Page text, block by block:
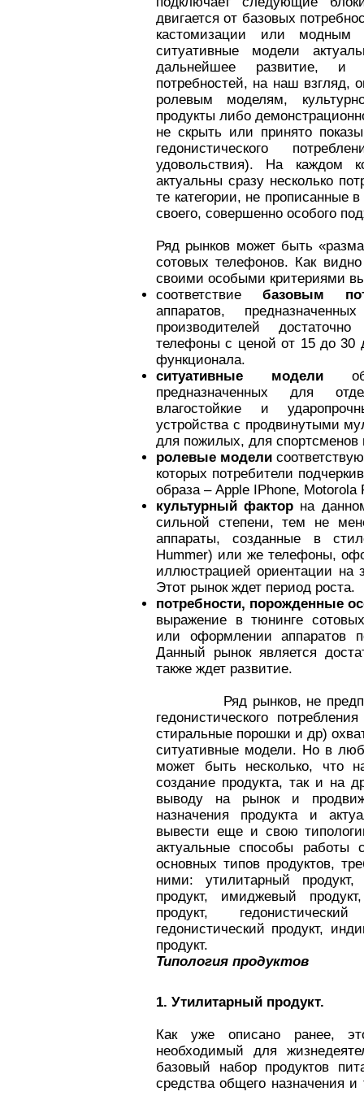
двигается от базовых
кастомизации или модным
ситуативные модели
дальнейшее развитие, и
потребностей, на наш взгляд,
ролевым моделям,
продукты либо
не скрыть или принято
гедонистического
удовольствия). На каждом
актуальны сразу несколько
те категории, не прописанные
своего, совершенно особого
Ряд рынков может быть
сотовых телефонов. Как
своими особыми критериями
соответствиебазовым
аппаратов,
производителей
телефоны с ценой от 15 до 30
функционала.
ситуативные модели
предназначенных для
влагостойкие и
устройства с продвинутыми
для пожилых, для спортсменов
ролевые модели
которых потребители
образа – Apple IPhone, Motorola
культурный фактор на
сильной степени, тем не
аппараты, созданные в
Hummer) или же телефоны,
иллюстрацией ориентации на
Этот рынок ждет период роста.
потребности, порожденные
выражение в тюнинге
или оформлении аппаратов
Данный рынок является
также ждет развитие.
Ряд рынков, не
гедонистического
стиральные порошки и др)
ситуативные модели. Но в
может быть несколько, что
создание продукта, так и на
выводу на рынок и
назначения продукта и
вывести еще и свою
актуальные способы
основных типов продуктов,
ними: утилитарный продукт,
продукт, имиджевый
продукт,
гедонистический продукт,
продукт.
Типология продуктов
1. Утилитарный продукт.
Как уже описано ранее,
необходимый для
базовый набор продуктов
средства общего назначения